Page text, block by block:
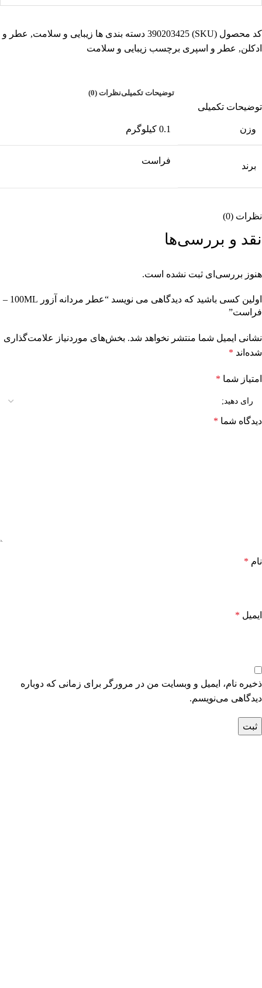
کد محصول (SKU) 390203425 دسته بندی ها زیبایی و سلامت, عطر و
ادکلن, عطر و اسپری برچسب زیبایی و سلامت
توضیحات تکمیلینظرات (0)
توضیحات تکمیلی
وزن 0.1 کیلوگرم
برند
فراست
نظرات (0)
نقد و بررسی‌ها
هنوز بررسی‌ای ثبت نشده است.
اولین کسی باشید که دیدگاهی می نویسد “عطر مردانه آزور 100ML –
فراست”
نشانی ایمیل شما منتشر نخواهد شد. بخش‌های موردنیاز علامت‌گذاری
شده‌اند *
امتیاز شما *
دیدگاه شما *
نام *
ایمیل *
ذخیره نام، ایمیل و وبسایت من در مرورگر برای زمانی که دوباره
دیدگاهی می‌نویسم.